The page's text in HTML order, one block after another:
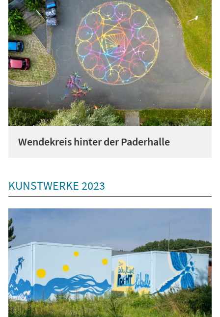
Wendekreis hinter der Paderhalle
KUNSTWERKE 2023